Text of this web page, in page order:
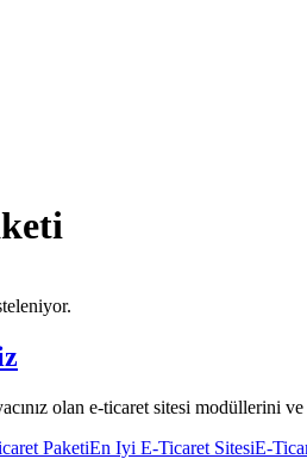
olan e-ticaret sitesi modüllerini
PaketiEn Iyi E-Ticaret SitesiE-